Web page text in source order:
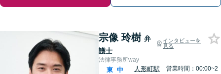
宗像 玲樹 弁
護士
インタビューを
見る
法律事務所way
東 中
人形町駅
営業時間：00:00~2